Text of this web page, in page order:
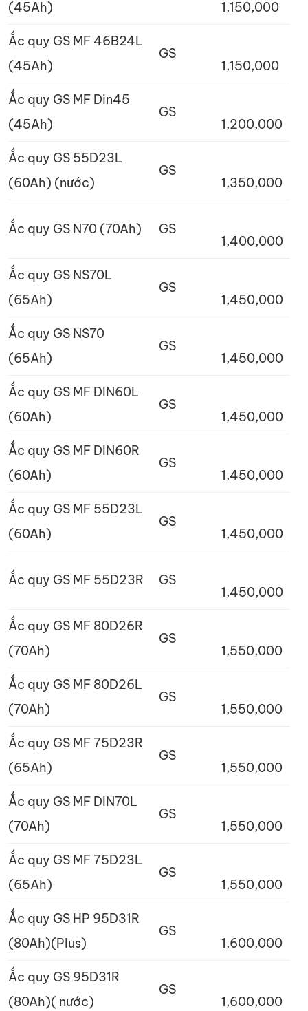
(45Ah) 1,150,000
Ắc quy GS MF 46B24L
(45Ah)
GS
1,150,000
Ắc quy GS MF Din45
(45Ah)
GS
1,200,000
Ắc quy GS 55D23L
(60Ah) (nước)
GS
1,350,000
Ắc quy GS N70 (70Ah) GS
1,400,000
Ắc quy GS NS70L
(65Ah)
GS
1,450,000
Ắc quy GS NS70
(65Ah)
GS
1,450,000
Ắc quy GS MF DIN60L
(60Ah)
GS
1,450,000
Ắc quy GS MF DIN60R
(60Ah)
GS
1,450,000
Ắc quy GS MF 55D23L
(60Ah)
GS
1,450,000
Ắc quy GS MF 55D23R GS
1,450,000
Ắc quy GS MF 80D26R
(70Ah)
GS
1,550,000
Ắc quy GS MF 80D26L
(70Ah)
GS
1,550,000
Ắc quy GS MF 75D23R
(65Ah)
GS
1,550,000
Ắc quy GS MF DIN70L
(70Ah)
GS
1,550,000
Ắc quy GS MF 75D23L
(65Ah)
GS
1,550,000
Ắc quy GS HP 95D31R
(80Ah)(Plus)
GS
1,600,000
Ắc quy GS 95D31R
(80Ah)( nước)
GS
1,600,000